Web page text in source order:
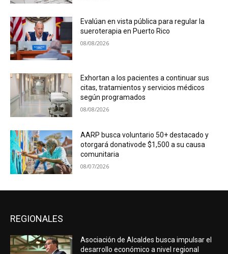
Evalúan en vista pública para regular la
sueroterapia en Puerto Rico
08/08/2026
Exhortan a los pacientes a continuar sus
citas, tratamientos y servicios médicos
según programados
08/08/2026
AARP busca voluntario 50+ destacado y
otorgará donativode $1,500 a su causa
comunitaria
08/07/2026
REGIONALES
Asociación de Alcaldes busca impulsar el
desarrollo económico a nivel regional